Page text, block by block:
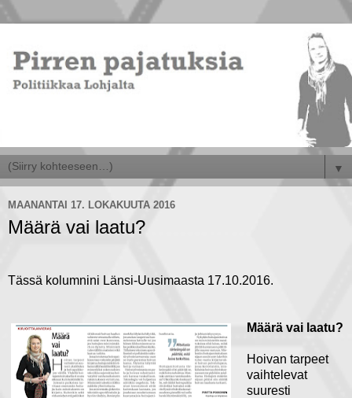
▼
MAANANTAI 17. LOKAKUUTA 2016
Määrä vai laatu?
Tässä kolumnini Länsi-Uusimaasta 17.10.2016.
Määrä vai laatu?
Hoivan tarpeet
vaihtelevat
suuresti